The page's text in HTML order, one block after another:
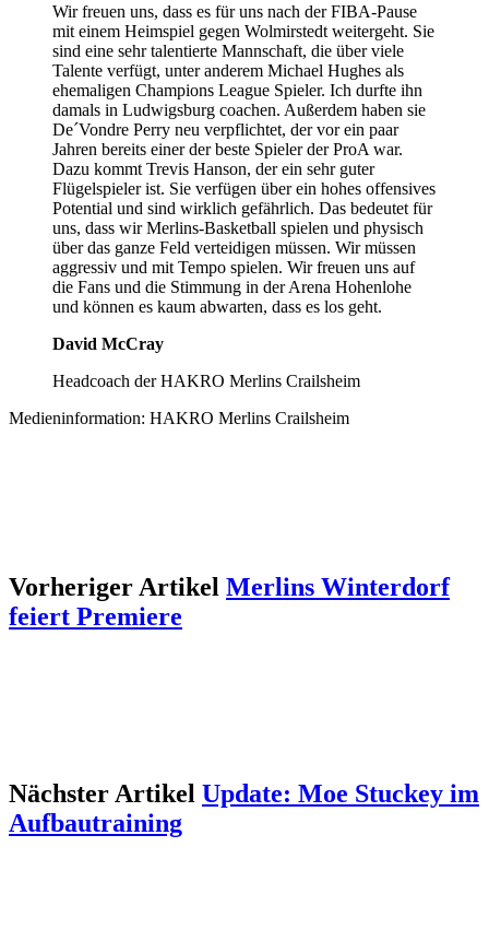
Wir freuen uns, dass es für uns nach der FIBA-Pause
mit einem Heimspiel gegen Wolmirstedt weitergeht. Sie
sind eine sehr talentierte Mannschaft, die über viele
Talente verfügt, unter anderem Michael Hughes als
ehemaligen Champions League Spieler. Ich durfte ihn
damals in Ludwigsburg coachen. Außerdem haben sie
De´Vondre Perry neu verpflichtet, der vor ein paar
Jahren bereits einer der beste Spieler der ProA war.
Dazu kommt Trevis Hanson, der ein sehr guter
Flügelspieler ist. Sie verfügen über ein hohes offensives
Potential und sind wirklich gefährlich. Das bedeutet für
uns, dass wir Merlins-Basketball spielen und physisch
über das ganze Feld verteidigen müssen. Wir müssen
aggressiv und mit Tempo spielen. Wir freuen uns auf
die Fans und die Stimmung in der Arena Hohenlohe
und können es kaum abwarten, dass es los geht.
David McCray
Headcoach der HAKRO Merlins Crailsheim
Medieninformation: HAKRO Merlins Crailsheim
Vorheriger Artikel Merlins Winterdorf
feiert Premiere
Nächster Artikel Update: Moe Stuckey im
Aufbautraining